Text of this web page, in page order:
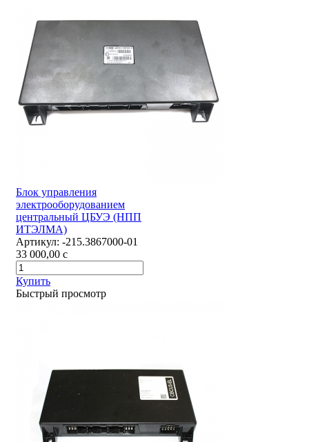
Блок управления
электрооборудованием
центральный ЦБУЭ (НПП
ИТЭЛМА)
Артикул: -215.3867000-01
33 000,00 c
Купить
Быстрый просмотр